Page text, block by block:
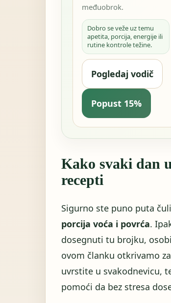
međuobrok.
Dobro se veže uz temu
apetita, porcija, energije ili
rutine kontrole težine.
Pogledaj vodič
Popust 15%
Kako svaki dan
recepti
Sigurno ste puno puta
porcija voća i povrća.
dosegnuti tu brojku,
ovom članku otkrivamo
uvrstite u svakodnevicu,
pomoći da bez stresa